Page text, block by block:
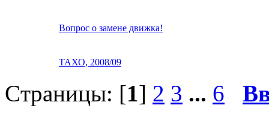
Вопрос о замене движка!
ТАХО, 2008/09
Страницы: [1] 2 3 ... 6